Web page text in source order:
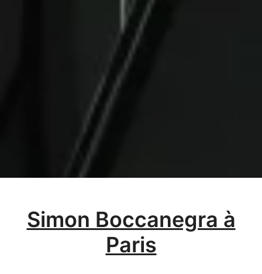
Simon Boccanegra à
Paris